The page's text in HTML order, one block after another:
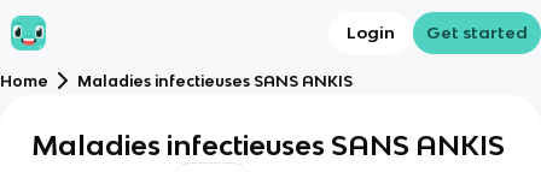
Login Get started
Home Maladies infectieuses SANS ANKIS
Maladies infectieuses SANS ANKIS